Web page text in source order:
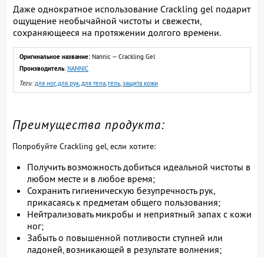
Даже однократное использование Crackling gel подарит
ощущение необычайной чистоты и свежести,
сохраняющееся на протяжении долгого времени.
Оригинальное название: Nannic — Crackling Gel
Производитель: NANNIC
Теги:для ног,для рук,для тела,гель,защита кожи
Преимущества продукта:
Попробуйте Crackling gel, если хотите:
Получить возможность добиться идеальной чистоты в
любом месте и в любое время;
Сохранить гигиеническую безупречность рук,
прикасаясь к предметам общего пользования;
Нейтрализовать микробы и неприятный запах с кожи
ног;
Забыть о повышенной потливости ступней или
ладоней, возникающей в результате волнения;